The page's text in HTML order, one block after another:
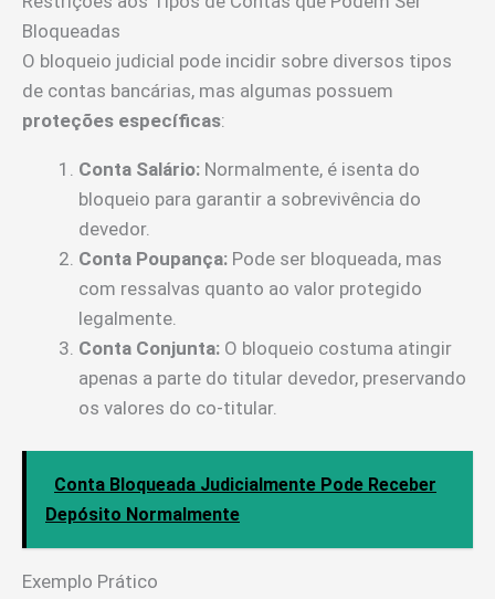
Bloqueadas
O bloqueio judicial pode incidir sobre diversos tipos
de contas bancárias, mas algumas possuem
proteções específicas:
Conta Salário: Normalmente, é isenta do
bloqueio para garantir a sobrevivência do
devedor.
Conta Poupança: Pode ser bloqueada, mas
com ressalvas quanto ao valor protegido
legalmente.
Conta Conjunta: O bloqueio costuma atingir
apenas a parte do titular devedor, preservando
os valores do co-titular.
Conta Bloqueada Judicialmente Pode Receber
Depósito Normalmente
Exemplo Prático